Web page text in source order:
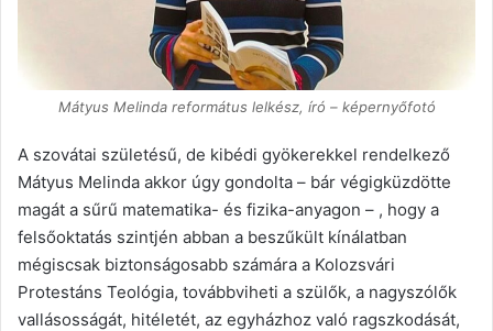
Mátyus Melinda református lelkész, író – képernyőfotó
A szovátai születésű, de kibédi gyökerekkel rendelkező
Mátyus Melinda akkor úgy gondolta – bár végigküzdötte
magát a sűrű matematika- és fizika-anyagon – , hogy a
felsőoktatás szintjén abban a beszűkült kínálatban
mégiscsak biztonságosabb számára a Kolozsvári
Protestáns Teológia, továbbviheti a szülők, a nagyszólők
vallásosságát, hitéletét, az egyházhoz való ragszkodását,